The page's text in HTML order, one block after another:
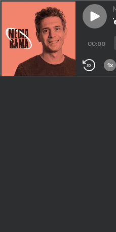
Play
#167 -
00:00
30 1x